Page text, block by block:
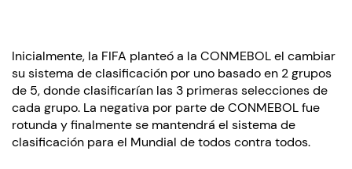
Inicialmente, la FIFA planteó a la CONMEBOL el cambiar
su sistema de clasificación por uno basado en 2 grupos
de 5, donde clasificarían las 3 primeras selecciones de
cada grupo. La negativa por parte de CONMEBOL fue
rotunda y finalmente se mantendrá el sistema de
clasificación para el Mundial de todos contra todos.